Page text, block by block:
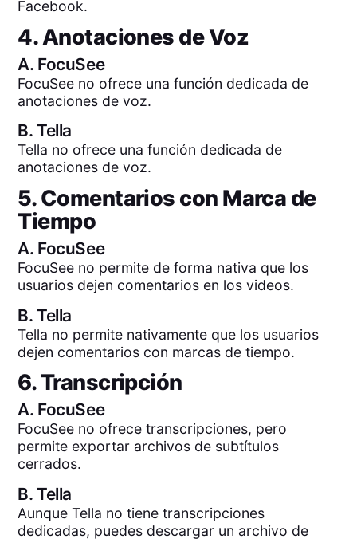
Facebook.
4. Anotaciones de Voz
A. FocuSee
FocuSee no ofrece una función dedicada de
anotaciones de voz.
B.Tella
Tella no ofrece una función dedicada de
anotaciones de voz.
5. Comentarios con Marca de
Tiempo
A. FocuSee
FocuSee no permite de forma nativa que los
usuarios dejen comentarios en los videos.
B.Tella
Tella no permite nativamente que los usuarios
dejen comentarios con marcas de tiempo.
6. Transcripción
A. FocuSee
FocuSee no ofrece transcripciones, pero
permite exportar archivos de subtítulos
cerrados.
B.Tella
Aunque Tella no tiene transcripciones
dedicadas, puedes descargar un archivo de